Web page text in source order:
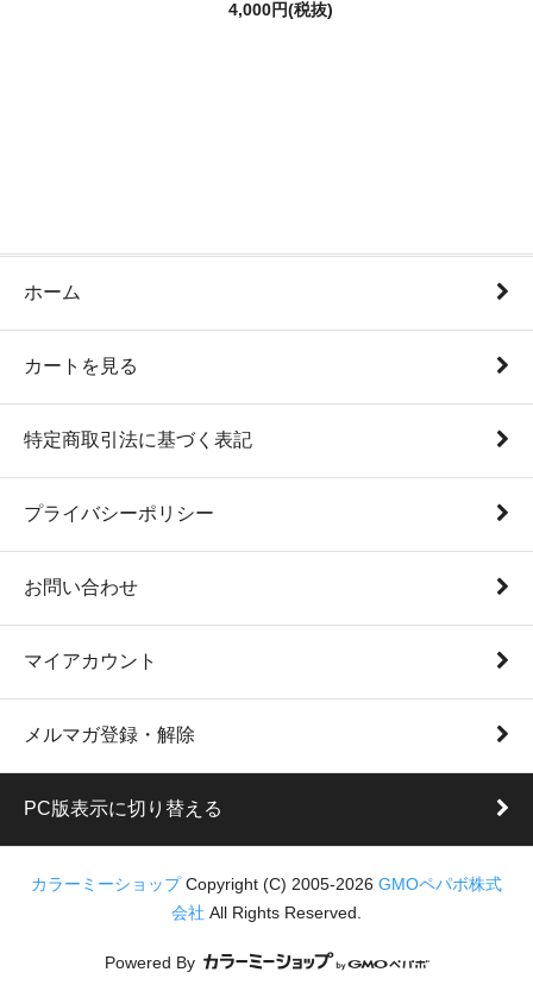
4,000円(税抜)
ホーム
カートを見る
特定商取引法に基づく表記
プライバシーポリシー
お問い合わせ
マイアカウント
メルマガ登録・解除
PC版表示に切り替える
カラーミーショップ Copyright (C) 2005-2026 GMOペパボ株式
会社 All Rights Reserved.
Powered By